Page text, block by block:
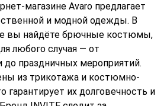
магазине Avaro предлагает
и модной одежды. В
вы найдёте брючные костюмы,
любого случая — от
до праздничных мероприятий.
из трикотажа и костюмно-
гарантирует их долговечность и